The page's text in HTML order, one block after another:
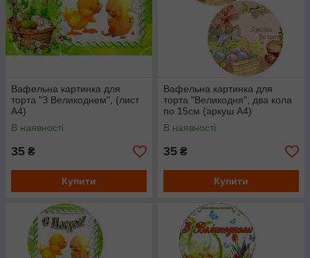
Вафельна картинка для
торта "З Великоднем", (лист
А4)
В наявності
35 ₴
Купити
Вафельна картинка для
торта "Великодня", два кола
по 15см (аркуш А4)
В наявності
35 ₴
Купити